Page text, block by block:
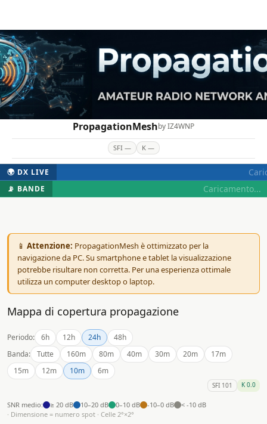
PropagationMeshby IZ4WNP
SFI — K —
🌍 DX LIVE
📡 BANDE Caricamento...
📱 Attenzione: PropagationMesh è ottimizzato per la
navigazione da PC. Su smartphone e tablet la visualizzazione
potrebbe risultare non corretta. Per una esperienza ottimale
utilizza un computer desktop o laptop.
Mappa di copertura propagazione
Periodo: 6h 12h 24h
48h
Banda:
Tutte 160m 80m 40m 30m 20m
17m
15m
12m 10m 6m
SFI 101 K 0.0
SNR medio: ≥ 20 dB 10–20 dB 0–10 dB -10–0 dB
< -10 dB
· Dimensione = numero spot · Celle 2°×2°